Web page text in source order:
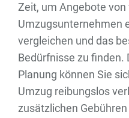
Zeit, um Angebote
Umzugsunternehmen
vergleichen und das
Bedürfnisse zu finden.
Planung können Sie
Umzug reibungslos
zusätzlichen